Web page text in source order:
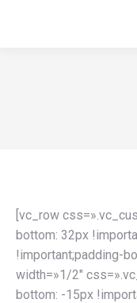
[vc_row
bottom: 32px
!important;padding-
width=»1/2″
bottom: -15px